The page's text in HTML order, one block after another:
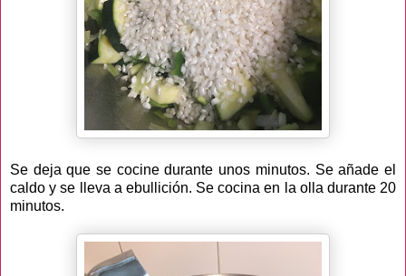
Se deja que se cocine durante unos minutos. Se añade el
caldo y se lleva a ebullición. Se cocina en la olla durante 20
minutos.